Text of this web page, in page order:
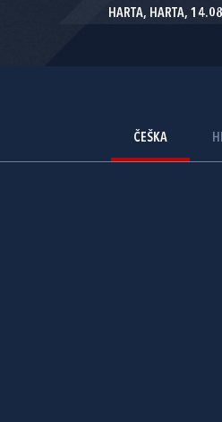
HARTA, HARTA,
ČEŠKA